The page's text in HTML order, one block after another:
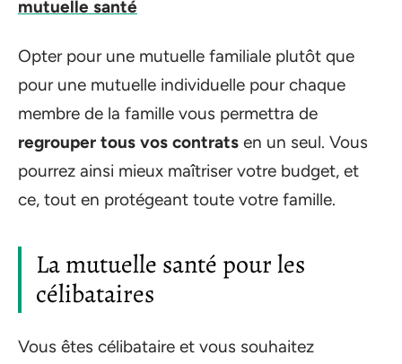
mutuelle santé
Opter pour une mutuelle familiale plutôt que
pour une mutuelle individuelle pour chaque
membre de la famille vous permettra de
regrouper tous vos contrats en un seul. Vous
pourrez ainsi mieux maîtriser votre budget, et
ce, tout en protégeant toute votre famille.
La mutuelle santé pour les
célibataires
Vous êtes célibataire et vous souhaitez